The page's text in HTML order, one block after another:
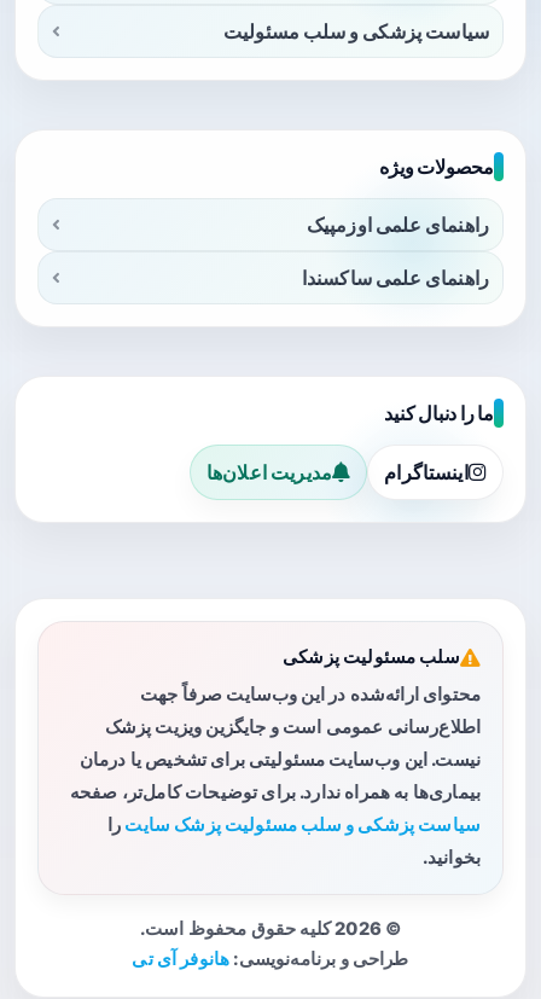
سیاست پزشکی و سلب مسئولیت
محصولات ویژه
راهنمای علمی اوزمپیک
راهنمای علمی ساکسندا
ما را دنبال کنید
اینستاگرام مدیریت اعلان‌ها
سلب مسئولیت پزشکی
محتوای ارائه‌شده در این وب‌سایت صرفاً جهت
اطلاع‌رسانی عمومی است و جایگزین ویزیت پزشک
نیست. این وب‌سایت مسئولیتی برای تشخیص یا درمان
بیماری‌ها به همراه ندارد. برای توضیحات کامل‌تر، صفحه
سیاست پزشکی و سلب مسئولیت پزشک سایت را
بخوانید.
© 2026 کلیه حقوق محفوظ است.
طراحی و برنامه‌نویسی: هانوفر آی تی